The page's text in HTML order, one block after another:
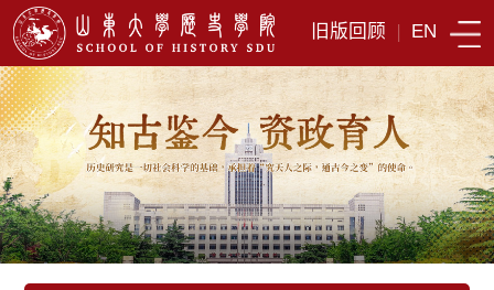
旧版回顾 | EN